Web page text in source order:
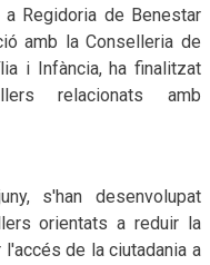
a Regidoria de Benestar
amb la Conselleria de
i Infància, ha finalitzat
relacionats amb
s'han desenvolupat
orientats a reduir la
de la ciutadania a